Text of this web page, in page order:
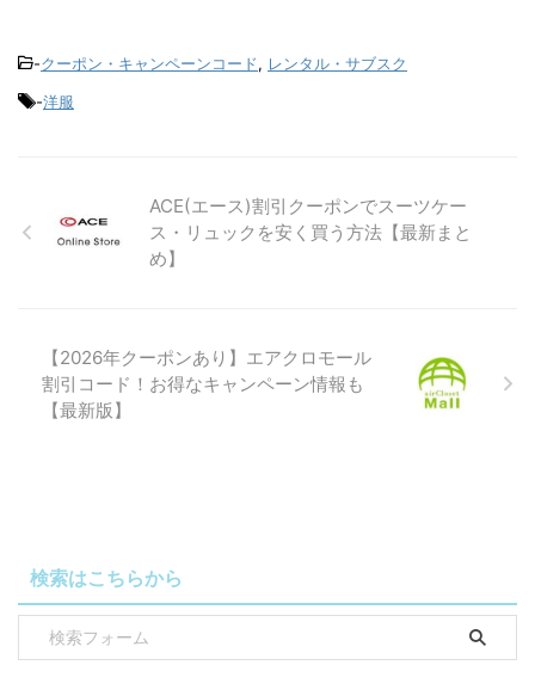
-クーポン・キャンペーンコード, レンタル・サブスク
-洋服
ACE(エース)割引クーポンでスーツケー
ス・リュックを安く買う方法【最新まと
め】
【2026年クーポンあり】エアクロモール
割引コード！お得なキャンペーン情報も
【最新版】
検索はこちらから